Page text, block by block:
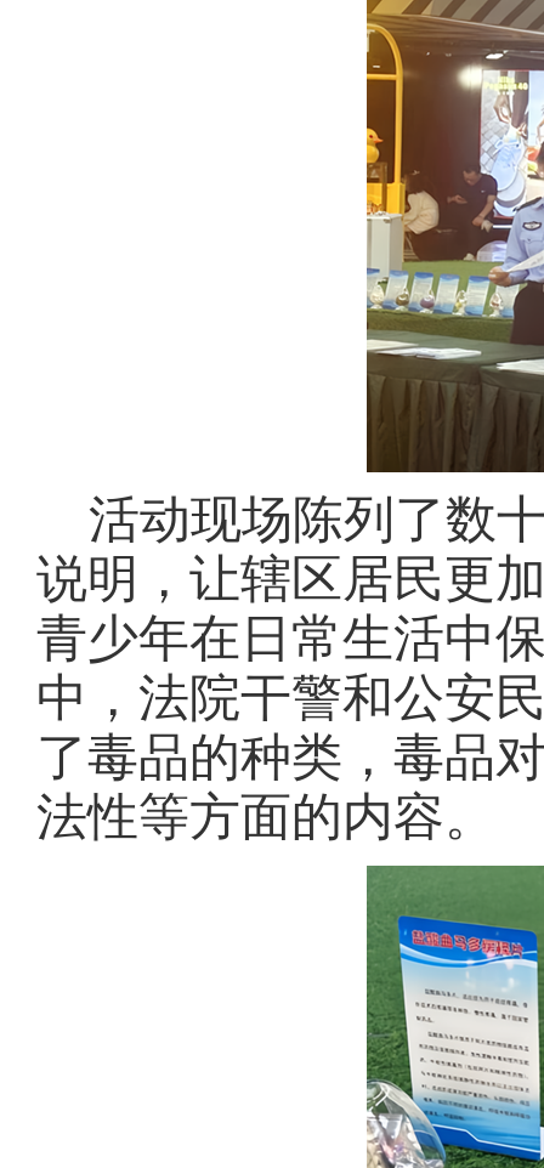
活动现场陈列了数
说明，让辖区居民更
青少年在日常生活中
中，法院干警和公安
了毒品的种类，毒品
法性等方面的内容。